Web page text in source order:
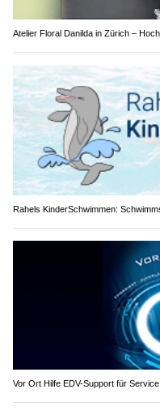
Atelier Floral Danilda in Zürich –
Rahels KinderSchwimmen:
Vor Ort Hilfe EDV-Support für